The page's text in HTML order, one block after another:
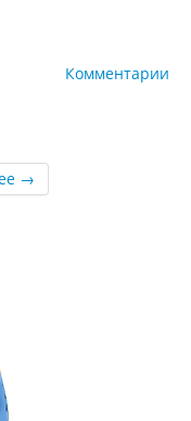
Комментарии
→